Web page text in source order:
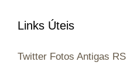
Links Úteis
Twitter Fotos Antigas RS